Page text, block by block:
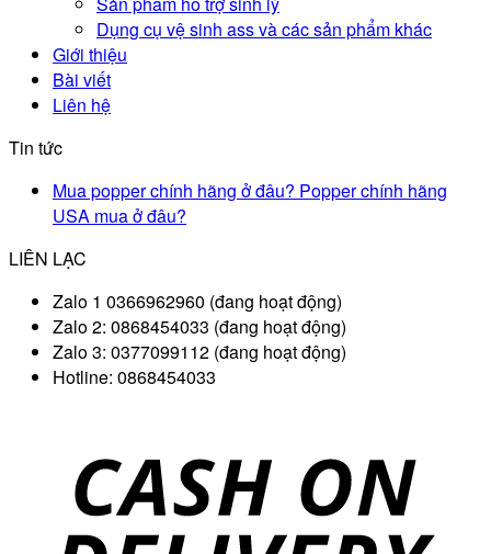
Dụng cụ vệ sinh ass và các sản phẩm khác
Giới thiệu
Bài viết
Liên hệ
Tin tức
Mua popper chính hãng ở đâu? Popper chính hãng
USA mua ở đâu?
LIÊN LẠC
Zalo 1 0366962960 (đang hoạt động)
Zalo 2: 0868454033 (đang hoạt động)
Zalo 3: 0377099112 (đang hoạt động)
Hotline: 0868454033